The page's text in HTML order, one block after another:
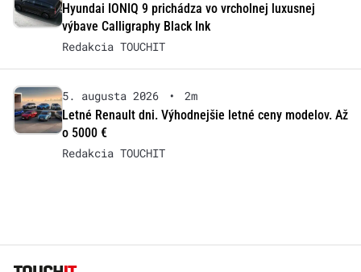
Hyundai IONIQ 9 prichádza vo vrcholnej luxusnej
výbave Calligraphy Black Ink
Redakcia TOUCHIT
5. augusta 2026 •
2m
Letné Renault dni. Výhodnejšie letné ceny modelov. Až
o 5000 €
Redakcia TOUCHIT